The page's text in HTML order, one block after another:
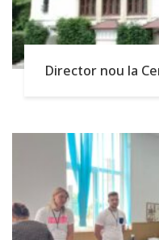
Director nou la